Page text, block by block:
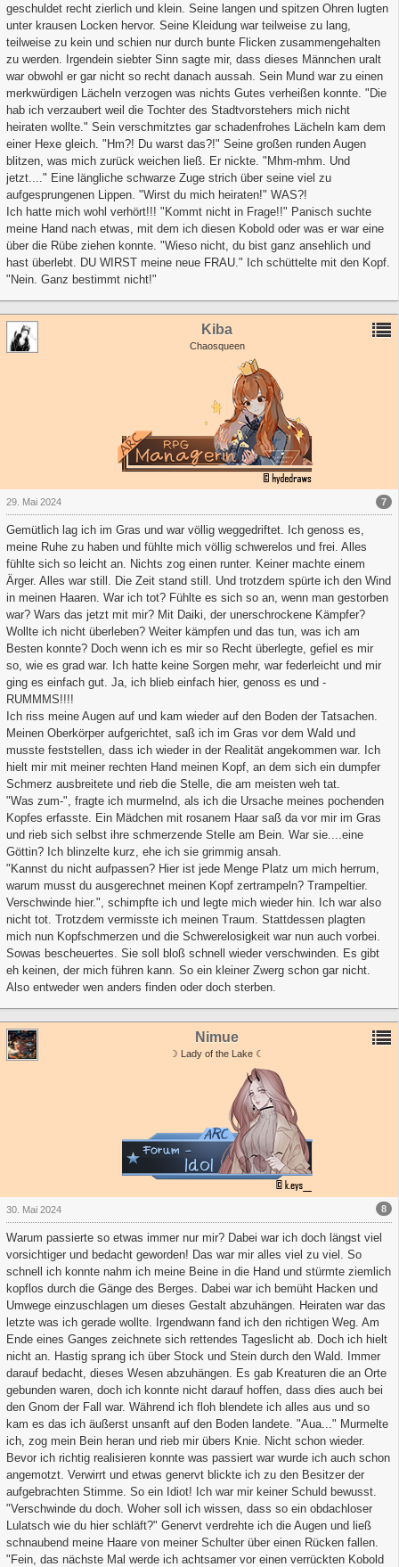
geschuldet recht zierlich und klein. Seine langen und spitzen Ohren lugten
unter krausen Locken hervor. Seine Kleidung war teilweise zu lang,
teilweise zu kein und schien nur durch bunte Flicken zusammengehalten
zu werden. Irgendein siebter Sinn sagte mir, dass dieses Männchen uralt
war obwohl er gar nicht so recht danach aussah. Sein Mund war zu einen
merkwürdigen Lächeln verzogen was nichts Gutes verheißen konnte. "Die
hab ich verzaubert weil die Tochter des Stadtvorstehers mich nicht
heiraten wollte." Sein verschmitztes gar schadenfrohes Lächeln kam dem
einer Hexe gleich. "Hm?! Du warst das?!" Seine großen runden Augen
blitzen, was mich zurück weichen ließ. Er nickte. "Mhm-mhm. Und
jetzt...." Eine längliche schwarze Zuge strich über seine viel zu
aufgesprungenen Lippen. "Wirst du mich heiraten!" WAS?!
Ich hatte mich wohl verhört!!! "Kommt nicht in Frage!!" Panisch suchte
meine Hand nach etwas, mit dem ich diesen Kobold oder was er war eine
über die Rübe ziehen konnte. "Wieso nicht, du bist ganz ansehlich und
hast überlebt. DU WIRST meine neue FRAU." Ich schüttelte mit den Kopf.
"Nein. Ganz bestimmt nicht!"
Kiba
Chaosqueen
7
29. Mai 2024
Gemütlich lag ich im Gras und war völlig weggedriftet. Ich genoss es,
meine Ruhe zu haben und fühlte mich völlig schwerelos und frei. Alles
fühlte sich so leicht an. Nichts zog einen runter. Keiner machte einem
Ärger. Alles war still. Die Zeit stand still. Und trotzdem spürte ich den Wind
in meinen Haaren. War ich tot? Fühlte es sich so an, wenn man gestorben
war? Wars das jetzt mit mir? Mit Daiki, der unerschrockene Kämpfer?
Wollte ich nicht überleben? Weiter kämpfen und das tun, was ich am
Besten konnte? Doch wenn ich es mir so Recht überlegte, gefiel es mir
so, wie es grad war. Ich hatte keine Sorgen mehr, war federleicht und mir
ging es einfach gut. Ja, ich blieb einfach hier, genoss es und -
RUMMMS!!!!
Ich riss meine Augen auf und kam wieder auf den Boden der Tatsachen.
Meinen Oberkörper aufgerichtet, saß ich im Gras vor dem Wald und
musste feststellen, dass ich wieder in der Realität angekommen war. Ich
hielt mir mit meiner rechten Hand meinen Kopf, an dem sich ein dumpfer
Schmerz ausbreitete und rieb die Stelle, die am meisten weh tat.
"Was zum-", fragte ich murmelnd, als ich die Ursache meines pochenden
Kopfes erfasste. Ein Mädchen mit rosanem Haar saß da vor mir im Gras
und rieb sich selbst ihre schmerzende Stelle am Bein. War sie....eine
Göttin? Ich blinzelte kurz, ehe ich sie grimmig ansah.
"Kannst du nicht aufpassen? Hier ist jede Menge Platz um mich herrum,
warum musst du ausgerechnet meinen Kopf zertrampeln? Trampeltier.
Verschwinde hier.", schimpfte ich und legte mich wieder hin. Ich war also
nicht tot. Trotzdem vermisste ich meinen Traum. Stattdessen plagten
mich nun Kopfschmerzen und die Schwerelosigkeit war nun auch vorbei.
Sowas bescheuertes. Sie soll bloß schnell wieder verschwinden. Es gibt
eh keinen, der mich führen kann. So ein kleiner Zwerg schon gar nicht.
Also entweder wen anders finden oder doch sterben.
Nimue
☽ Lady of the Lake ☾
8
30. Mai 2024
Warum passierte so etwas immer nur mir? Dabei war ich doch längst viel
vorsichtiger und bedacht geworden! Das war mir alles viel zu viel. So
schnell ich konnte nahm ich meine Beine in die Hand und stürmte ziemlich
kopflos durch die Gänge des Berges. Dabei war ich bemüht Hacken und
Umwege einzuschlagen um dieses Gestalt abzuhängen. Heiraten war das
letzte was ich gerade wollte. Irgendwann fand ich den richtigen Weg. Am
Ende eines Ganges zeichnete sich rettendes Tageslicht ab. Doch ich hielt
nicht an. Hastig sprang ich über Stock und Stein durch den Wald. Immer
darauf bedacht, dieses Wesen abzuhängen. Es gab Kreaturen die an Orte
gebunden waren, doch ich konnte nicht darauf hoffen, dass dies auch bei
den Gnom der Fall war. Während ich floh blendete ich alles aus und so
kam es das ich äußerst unsanft auf den Boden landete. "Aua..." Murmelte
ich, zog mein Bein heran und rieb mir übers Knie. Nicht schon wieder.
Bevor ich richtig realisieren konnte was passiert war wurde ich auch schon
angemotzt. Verwirrt und etwas genervt blickte ich zu den Besitzer der
aufgebrachten Stimme. So ein Idiot! Ich war mir keiner Schuld bewusst.
"Verschwinde du doch. Woher soll ich wissen, dass so ein obdachloser
Lulatsch wie du hier schläft?" Genervt verdrehte ich die Augen und ließ
schnaubend meine Haare von meiner Schulter über einen Rücken fallen.
"Fein, das nächste Mal werde ich achtsamer vor einen verrückten Kobold